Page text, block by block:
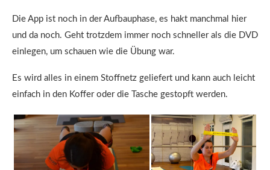
Die App ist noch in der Aufbauphase, es hakt manchmal hier
und da noch. Geht trotzdem immer noch schneller als die DVD
einlegen, um schauen wie die Übung war.
Es wird alles in einem Stoffnetz geliefert und kann auch leicht
einfach in den Koffer oder die Tasche gestopft werden.